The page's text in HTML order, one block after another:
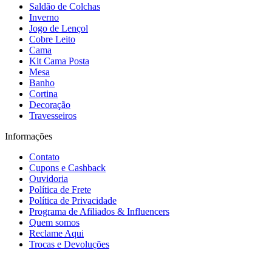
Saldão de Colchas
Inverno
Jogo de Lençol
Cobre Leito
Cama
Kit Cama Posta
Mesa
Banho
Cortina
Decoração
Travesseiros
Informações
Contato
Cupons e Cashback
Ouvidoria
Política de Frete
Política de Privacidade
Programa de Afiliados & Influencers
Quem somos
Reclame Aqui
Trocas e Devoluções